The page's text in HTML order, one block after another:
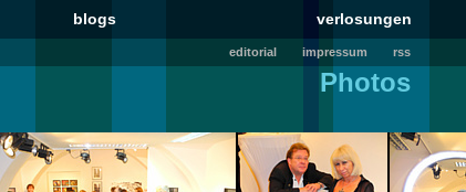
blogs verlosungen
editorial impressum rss
Photos